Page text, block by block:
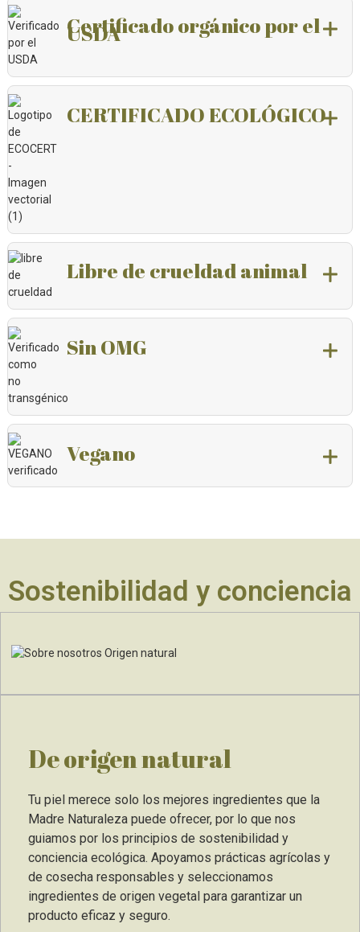
Certificado orgánico por el
USDA
CERTIFICADO ECOLÓGICO
Libre de crueldad animal
Sin OMG
Vegano
Sostenibilidad y conciencia
De origen natural
Tu piel merece solo los mejores ingredientes que la
Madre Naturaleza puede ofrecer, por lo que nos
guiamos por los principios de sostenibilidad y
conciencia ecológica. Apoyamos prácticas agrícolas y
de cosecha responsables y seleccionamos
ingredientes de origen vegetal para garantizar un
producto eficaz y seguro.